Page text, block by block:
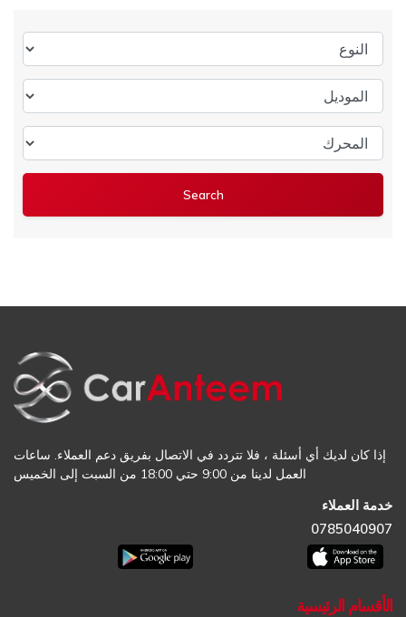
النوع
الموديل
المحرك
إذا كان لديك أي أسئلة ، فلا تتردد في الاتصال بفريق دعم العملاء. ساعات
العمل لدينا من 9:00 حتي 18:00 من السبت إلى الخميس
خدمة العملاء
0785040907
الأقسام الرئيسية